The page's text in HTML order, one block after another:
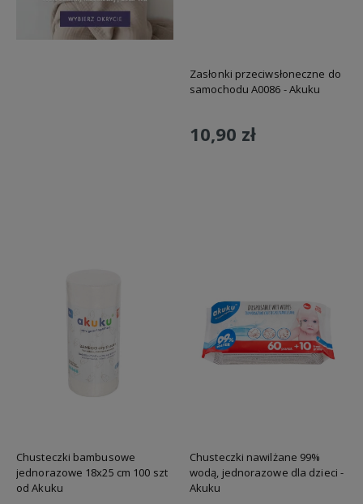
Zasłonki przeciwsłoneczne do
samochodu A0086 - Akuku
10,90 zł
Chusteczki bambusowe
jednorazowe 18x25 cm 100 szt
od Akuku
Chusteczki nawilżane 99%
wodą, jednorazowe dla dzieci -
Akuku